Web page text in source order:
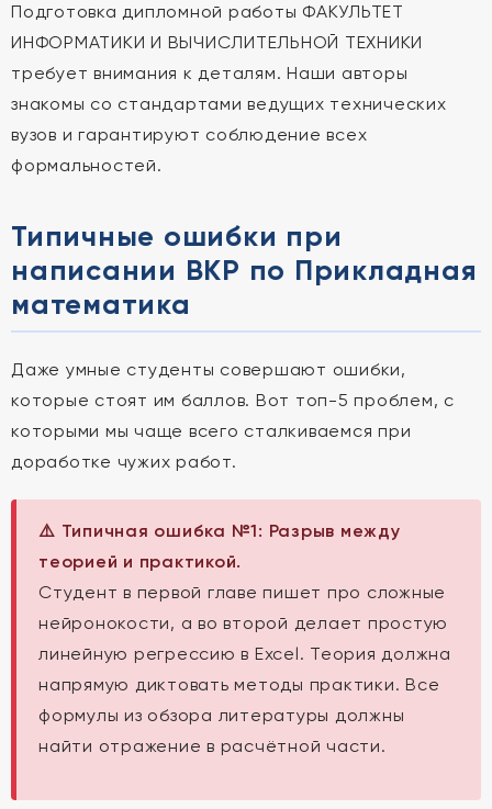
Подготовка дипломной работы ФАКУЛЬТЕТ
ИНФОРМАТИКИ И ВЫЧИСЛИТЕЛЬНОЙ ТЕХНИКИ
требует внимания к деталям. Наши авторы
знакомы со стандартами ведущих технических
вузов и гарантируют соблюдение всех
формальностей.
Типичные ошибки при
написании ВКР по Прикладная
математика
Даже умные студенты совершают ошибки,
которые стоят им баллов. Вот топ-5 проблем, с
которыми мы чаще всего сталкиваемся при
доработке чужих работ.
⚠️ Типичная ошибка №1: Разрыв между
теорией и практикой.
Студент в первой главе пишет про сложные
нейронокости, а во второй делает простую
линейную регрессию в Excel. Теория должна
напрямую диктовать методы практики. Все
формулы из обзора литературы должны
найти отражение в расчётной части.